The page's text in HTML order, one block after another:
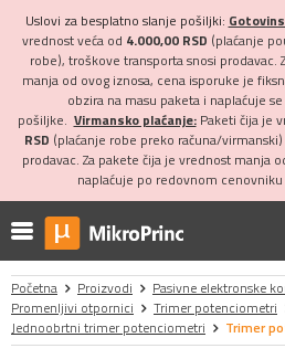
Uslovi za besplatno slanje pošiljki:
vrednost veća od 4.000,00 RSD (plaćanje
robe), troškove transporta snosi prodavac.
manja od ovog iznosa, cena isporuke je
obzira na masu paketa i naplaćuje
pošiljke. Virmansko plaćanje:Paketi čija je
RSD (plaćanje robe preko računa/
prodavac. Za pakete čija je vrednost manja
naplaćuje po redovnom
Početna Proizvodi Pasivne elektronske
Promenljivi otpornici
Trimer potenciometri
Jednoobrtni trimer potenciometri
Trimer